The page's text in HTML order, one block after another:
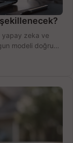
zeka ve
modeli doğru